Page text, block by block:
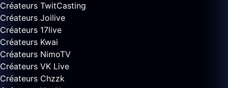
Créateurs TwitCasting
Créateurs Joilive
Créateurs 17live
Créateurs Kwai
Créateurs NimoTV
Créateurs VK Live
Créateurs Chzzk